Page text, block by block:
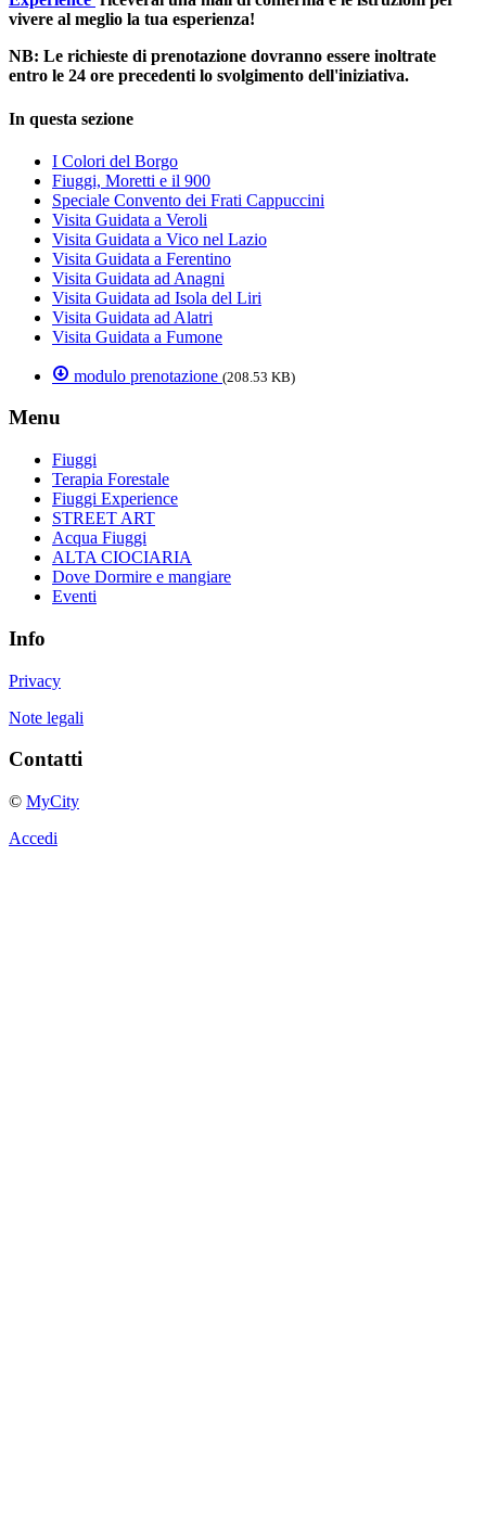
vivere al meglio la tua esperienza!
NB: Le richieste di prenotazione dovranno essere inoltrate
entro le 24 ore precedenti lo svolgimento dell'iniziativa.
In questa sezione
I Colori del Borgo
Fiuggi, Moretti e il 900
Speciale Convento dei Frati Cappuccini
Visita Guidata a Veroli
Visita Guidata a Vico nel Lazio
Visita Guidata a Ferentino
Visita Guidata ad Anagni
Visita Guidata ad Isola del Liri
Visita Guidata ad Alatri
Visita Guidata a Fumone
modulo prenotazione (208.53 KB)
Menu
Fiuggi
Terapia Forestale
Fiuggi Experience
STREET ART
Acqua Fiuggi
ALTA CIOCIARIA
Dove Dormire e mangiare
Eventi
Info
Privacy
Note legali
Contatti
© MyCity
Accedi